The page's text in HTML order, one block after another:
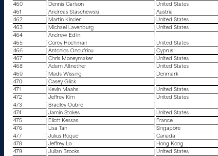
460
Dennis Carlson
United States
461
Andreas Staschewski
Austria
462
Martin Kinder
United States
463
Michael Lavenburg
United States
464
Andrew Edlin
465
Corey Hochman
United States
466
Antonios Onoufriou
Cyprus
467
Chris Moneymaker
United States
468
Adam Altnether
United States
469
Mads Wissing
Denmark
470
Casey Glick
471
Kevin Maahs
United States
472
Jeffrey Kim
United States
473
Bradley Oubre
474
Jamin Stokes
United States
475
Eliott Kessas
France
476
Lisa Tan
Singapore
477
Julius Roque
Canada
478
Jeffrey Lo
Hong Kong
479
Julian Brooks
United States